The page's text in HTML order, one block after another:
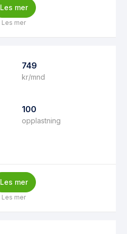
Les mer
Les mer
749
kr/mnd
100
opplastning
Les mer
Les mer